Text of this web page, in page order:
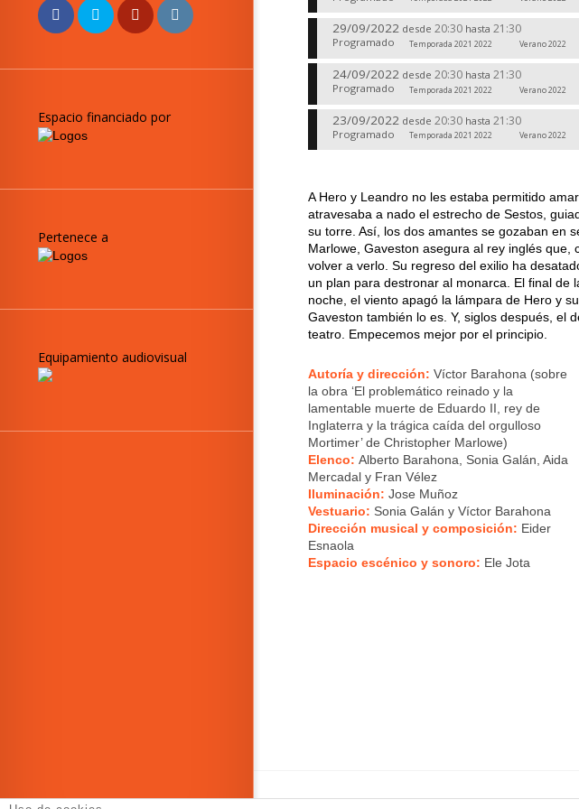
Espacio financiado por
Pertenece a
Equipamiento audiovisual
29/09/2022 desde 20:30 hasta 21:30
Programado Temporada 2021 2022 Verano 2022
24/09/2022 desde 20:30 hasta 21:30
Programado Temporada 2021 2022 Verano 2022
23/09/2022 desde 20:30 hasta 21:30
Programado Temporada 2021 2022 Verano 2022
A Hero y Leandro no les estaba permitido
atravesaba a nado el estrecho de Sestos,
su torre. Así, los dos amantes se gozaban en
Marlowe, Gaveston asegura al rey inglés
volver a verlo. Su regreso del exilio ha
un plan para destronar al monarca. El final de
noche, el viento apagó la lámpara de Hero y
Gaveston también lo es. Y, siglos después, el
teatro. Empecemos mejor por el principio.
Autoría y dirección: Víctor Barahona (sobre
la obra ‘El problemático reinado y la
lamentable muerte de Eduardo II, rey de
Inglaterra y la trágica caída del orgulloso
Mortimer’ de Christopher Marlowe)
Elenco: Alberto Barahona, Sonia Galán, Aida
Mercadal y Fran Vélez
Iluminación: Jose Muñoz
Vestuario: Sonia Galán y Víctor Barahona
Dirección musical y composición: Eider
Esnaola
Espacio escénico y sonoro: Ele Jota